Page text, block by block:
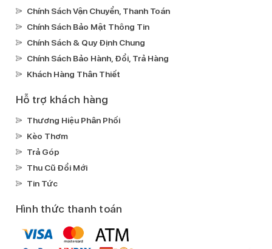
Chính Sách Vận Chuyển, Thanh Toán
Chính Sách Bảo Mật Thông Tin
Chính Sách & Quy Định Chung
Chính Sách Bảo Hành, Đổi, Trả Hàng
Khách Hàng Thân Thiết
Hỗ trợ khách hàng
Thương Hiệu Phân Phối
Kèo Thơm
Trả Góp
Thu Cũ Đổi Mới
Tin Tức
Hình thức thanh toán